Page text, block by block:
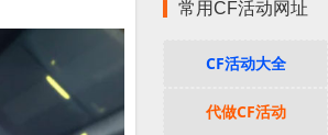
常用CF活动网址
CF活动大全
代做CF活动